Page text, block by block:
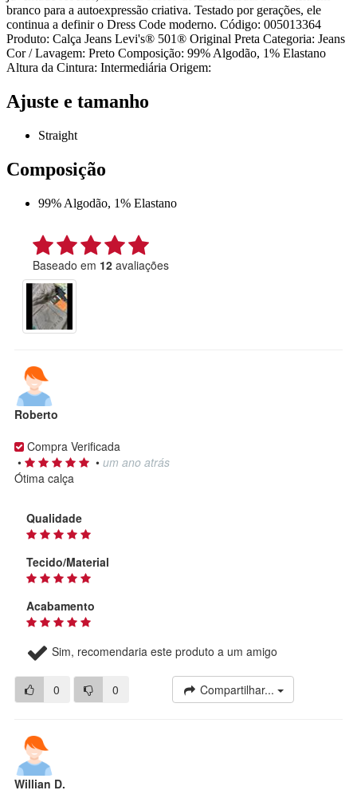
branco para a autoexpressão criativa. Testado por gerações, ele
continua a definir o Dress Code moderno. Código: 005013364
Produto: Calça Jeans Levi's® 501® Original Preta Categoria: Jeans
Cor / Lavagem: Preto Composição: 99% Algodão, 1% Elastano
Altura da Cintura: Intermediária Origem:
Ajuste e tamanho
Straight
Composição
99% Algodão, 1% Elastano
Baseado em 12 avaliações
Roberto
Compra Verificada
•
• um ano atrás
Ótima calça
Qualidade
Tecido/Material
Acabamento
Sim, recomendaria este produto a um amigo
0 0 Compartilhar...
Willian D.